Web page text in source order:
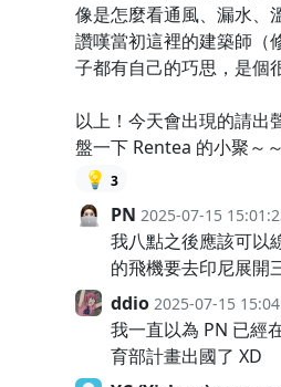
像是怎麼看通風、漏水、
讚嘆當初這裡的建築師（
子都有自己的巧思，是個
以上！今天會出現的請出
盤一下 Rentea 的小聚～
💡 3
PN 2025-07-15
我八點之後應該可以
的飛機要去印尼展開
ddio 2025-07-15
我一直以為 PN 已經
育部計畫出國了 XD